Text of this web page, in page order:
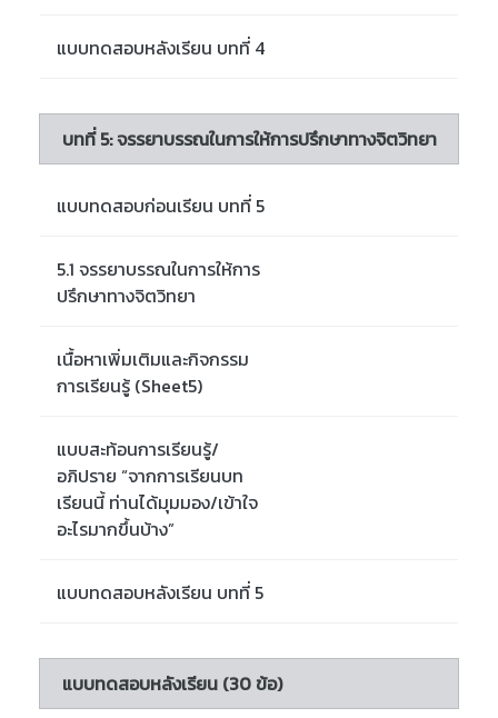
แบบทดสอบหลังเรียน บทที่ 4
บทที่ 5: จรรยาบรรณในการให้การปรึกษาทางจิตวิทยา
แบบทดสอบก่อนเรียน บทที่ 5
5.1 จรรยาบรรณในการให้การ
ปรึกษาทางจิตวิทยา
เนื้อหาเพิ่มเติมและกิจกรรม
การเรียนรู้ (Sheet5)
แบบสะท้อนการเรียนรู้/
อภิปราย “จากการเรียนบท
เรียนนี้ ท่านได้มุมมอง/เข้าใจ
อะไรมากขึ้นบ้าง”
แบบทดสอบหลังเรียน บทที่ 5
แบบทดสอบหลังเรียน (30 ข้อ)